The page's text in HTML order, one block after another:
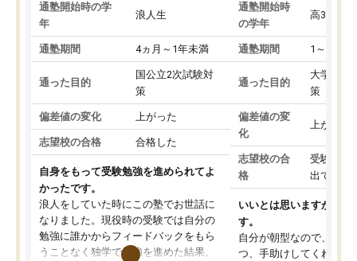
通塾開始時の学
年
浪人生
通塾期間 4ヵ月～1年未満
通った目的
国公立2次試験対
策
偏差値の変化 上がった
志望校の合格 合格した
自身をもって受験勉強を進められてよ
かったです。
浪人をしていた時にこの塾でお世話に
なりました。現役時の受験では自分の
勉強に誰かからフィードバックをもら
うことなく独学で勉強を進めた結果、
通塾開始時
の学年
高3
通塾期間 1～3ヵ月
通った目的
大学入学
策
偏差値の変
化
上がった
志望校の合
格
受験して
出ていな
いいとは思いますが、料
す。
自分が朝型なので、自習
つ、手助けしてくれる設